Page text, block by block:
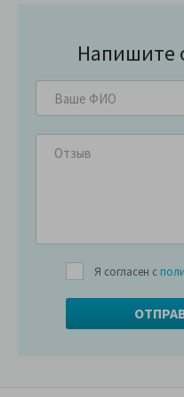
Напишите
Я согласен с